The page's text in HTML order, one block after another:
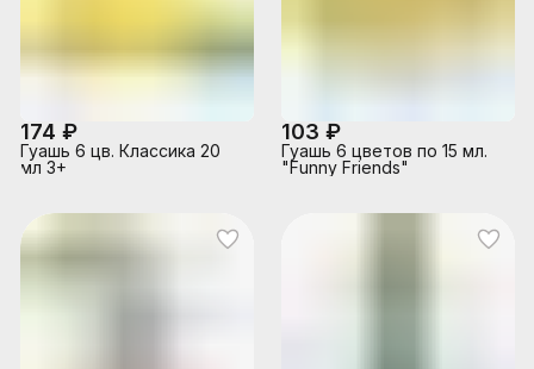
174 ₽
Гуашь 6 цв. Классика 20
мл 3+
103 ₽
Гуашь 6 цветов по 15 мл.
"Funny Friends"